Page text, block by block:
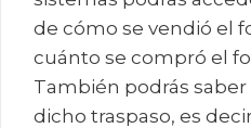
de cómo se vendió el
cuánto se compró el
También podrás
dicho traspaso, es